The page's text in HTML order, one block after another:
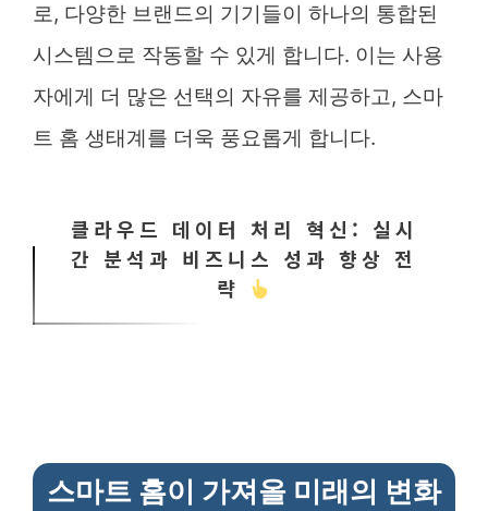
로, 다양한 브랜드의 기기들이 하나의 통합된
시스템으로 작동할 수 있게 합니다. 이는 사용
자에게 더 많은 선택의 자유를 제공하고, 스마
트 홈 생태계를 더욱 풍요롭게 합니다.
클라우드 데이터 처리 혁신: 실시
간 분석과 비즈니스 성과 향상 전
략
스마트 홈이 가져올 미래의 변화